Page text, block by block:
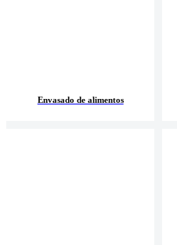
Envasado de alimentos